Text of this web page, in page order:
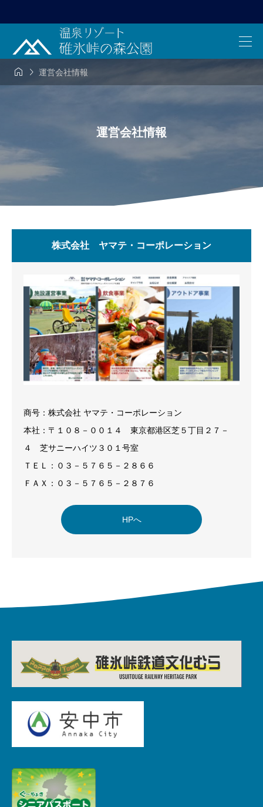
  運営会社情報
運営会社情報
株式会社 ヤマテ・コーポレーション
商号：株式会社 ヤマテ・コーポレーション
本社：〒１０８－００１４ 東京都港区芝５丁目２７－
４ 芝サニーハイツ３０１号室
ＴＥＬ：０３－５７６５－２８６６
ＦＡＸ：０３－５７６５－２８７６
HPへ